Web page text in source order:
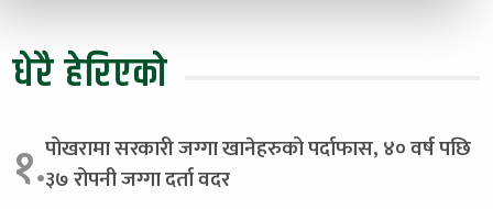
धेरै हेरिएको
१.पोखरामा सरकारी जग्गा खानेहरुको पर्दाफास, ४० वर्ष पछि
३७ रोपनी जग्गा दर्ता वदर